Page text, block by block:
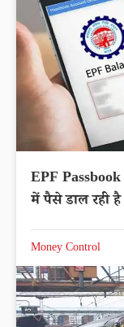
EPF
में पैसे डाल रही
Money Control